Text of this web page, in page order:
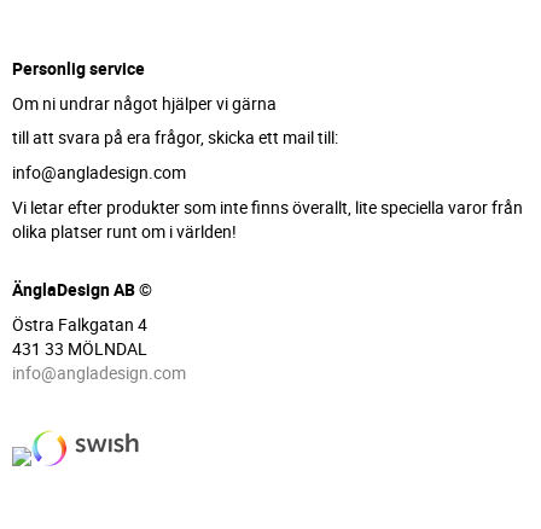
Personlig service
Om ni undrar något hjälper vi gärna
till att svara på era frågor, skicka ett mail till:
info@angladesign.com
Vi letar efter produkter som inte finns överallt, lite speciella varor från
olika platser runt om i världen!
ÄnglaDesign AB ©
Östra Falkgatan 4
431 33 MÖLNDAL
info@angladesign.com